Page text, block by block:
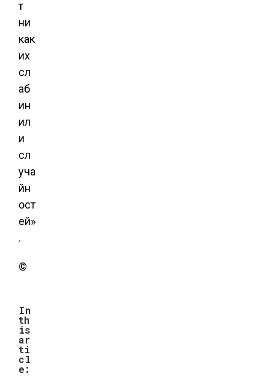
т
ни
как
их
сл
аб
ин
ил
и
сл
уча
йн
ост
ей»
.
©
In
th
is
ar
ti
cl
e: